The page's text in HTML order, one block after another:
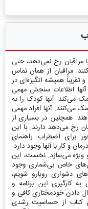
مراقبان رخ نمی‌دهد، حتی
مراقبان از همان تماس
همیشه انگیزه‌ای در
اطلاعات سنجش مهمی
می‌کند. آنها کودک را به
می‌کنند. آنها افراد مهمی
همچنین در بسیاری از
رخ می‌دهد دارند. با این
برای اضطراب راهنمای
و کار با آنها وجود دارد.
ویژه می‌سازد. نخست، این
خاص بی‌شماری وجود
دشواری رویارو شویم،
کارگیری این برنامه و
دادن خودمختاری کافی و
کتاب از حساسیت رشدی